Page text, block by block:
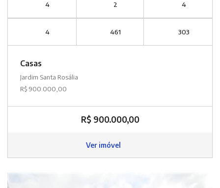
4 2 4
4 461 303
Casas
Jardim Santa Rosália
R$ 900.000,00
R$ 900.000,00
Ver imóvel